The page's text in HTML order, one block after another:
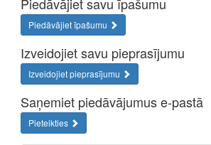
Piedāvājiet īpašumu
Izveidojiet savu pieprasījumu
Izveidojiet pieprasījumu
Saņemiet piedāvājumus e-pastā
Pieteikties